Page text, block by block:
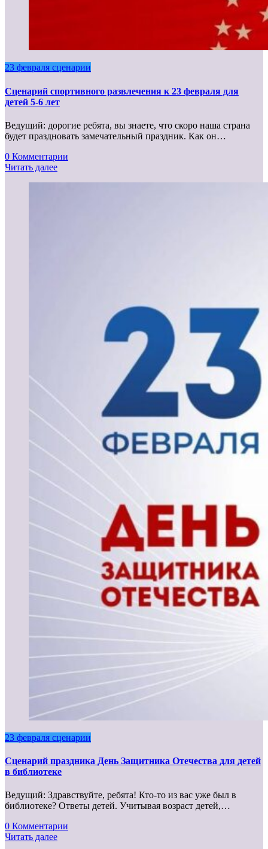
23 февраля сценарии
Сценарий спортивного развлечения к 23 февраля для
детей 5-6 лет
Ведущий: дорогие ребята, вы знаете, что скоро наша страна
будет праздновать замечательный праздник. Как он…
0 Комментарии
Читать далее
23 февраля сценарии
Сценарий праздника День Защитника Отечества для детей
в библиотеке
Ведущий: Здравствуйте, ребята! Кто-то из вас уже был в
библиотеке? Ответы детей. Учитывая возраст детей,…
0 Комментарии
Читать далее